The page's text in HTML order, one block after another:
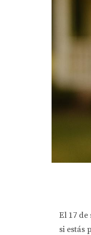
El 17
si estás